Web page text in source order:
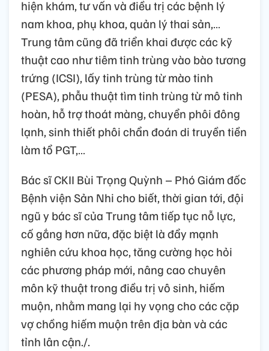
hiện khám, tư vấn và điều trị các bệnh lý
nam khoa, phụ khoa, quản lý thai sản,…
Trung tâm cũng đã triển khai được các kỹ
thuật cao như tiêm tinh trùng vào bào tương
trứng (ICSI), lấy tinh trùng từ mào tinh
(PESA), phẫu thuật tìm tinh trùng từ mô tinh
hoàn, hỗ trợ thoát màng, chuyển phôi đông
lạnh, sinh thiết phôi chẩn đoán di truyền tiền
làm tổ PGT,…
Bác sĩ CKII Bùi Trọng Quỳnh – Phó Giám đốc
Bệnh viện Sản Nhi cho biết, thời gian tới, đội
ngũ y bác sĩ của Trung tâm tiếp tục nỗ lực,
cố gắng hơn nữa, đặc biệt là đẩy mạnh
nghiên cứu khoa học, tăng cường học hỏi
các phương pháp mới, nâng cao chuyên
môn kỹ thuật trong điều trị vô sinh, hiếm
muộn, nhằm mang lại hy vọng cho các cặp
vợ chồng hiếm muộn trên địa bàn và các
tỉnh lân cận./.